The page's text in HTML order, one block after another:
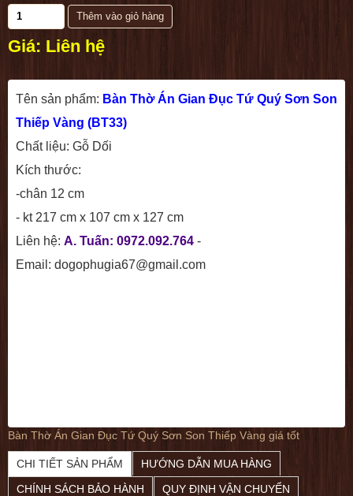
Giá: Liên hệ
Tên sản phẩm: Bàn Thờ Án Gian Đục Tứ Quý Sơn Son
Thiếp Vàng (BT33)
Chất liệu: Gỗ Dối
Kích thước:
-chân 12 cm
- kt 217 cm x 107 cm x 127 cm
Liên hệ: A. Tuấn: 0972.092.764 -
Email: dogophugia67@gmail.com
Bàn Thờ Án Gian Đục Tứ Quý Sơn Son Thiếp Vàng giá tốt
dogophugia
5 5
CHI TIẾT SẢN PHẨM
HƯỚNG DẪN MUA HÀNG
CHÍNH SÁCH BẢO HÀNH
QUY ĐỊNH VẬN CHUYỂN